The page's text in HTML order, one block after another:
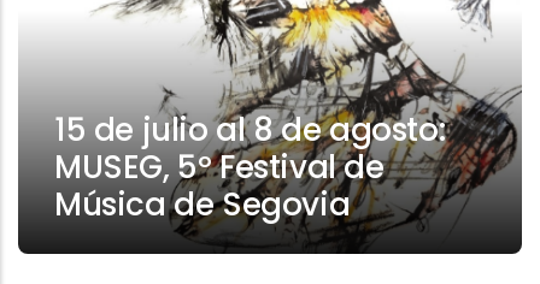
15 de julio al 8 de agosto:
MUSEG, 5º Festival de
Música de Segovia